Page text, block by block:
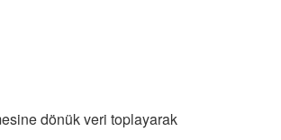
dönük veri toplayarak